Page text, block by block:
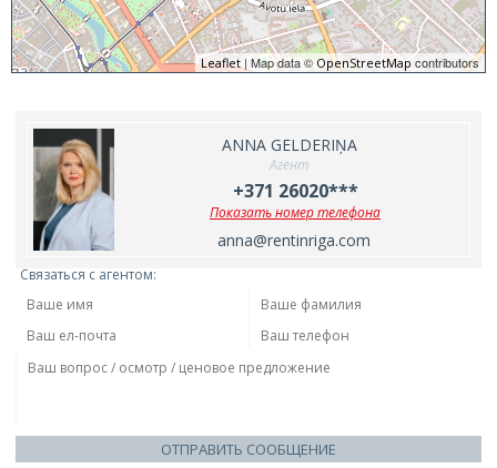
Leaflet | Map data ©OpenStreetMap contributors
ANNA GELDERIŅA
Агент
+371 26020***
Показать номер телефона
anna@rentinriga.com
Связаться с агентом:
ОТПРАВИТЬ СООБЩЕНИЕ